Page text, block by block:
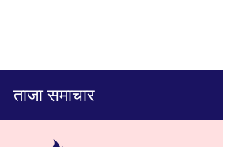
ताजा समाचार